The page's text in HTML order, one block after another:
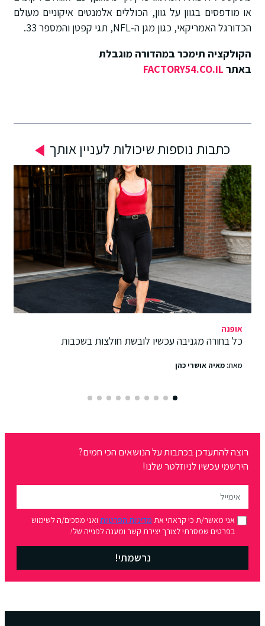
או מודפסים בגוון על גוון, הכוללים אלמנטים איקוניים מעולם
הכדורגל האמריקאי, כגון מגן ה-NFL, תגי קפטן והמספר 33.
הקולקציה תימכר במהדורה מוגבלת
באתרFACTORY54.CO.IL
כתבות נוספות שיכולות לעניין אותך
אופנה
כל בחורה מגניבה עכשיו לובשת חולצות בשכבות
מאת:מאיה אושרי כהן
רוצה להתעדכן בכתבות על הנושאים הכי חמים?
הירשמי עכשיו לניוזלטר שלנו!
אני מאשר/ת כי קראתי אתמדיניות הפרטיותואני מסכים/ה לשימוש
בפרטים שמסרתי לצורך יצירת קשר ומענה לפנייה שלי.
נרשמתי!